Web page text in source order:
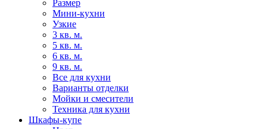
Размер
Мини-кухни
Узкие
3 кв. м.
5 кв. м.
6 кв. м.
9 кв. м.
Все для кухни
Варианты отделки
Мойки и смесители
Техника для кухни
Шкафы-купе